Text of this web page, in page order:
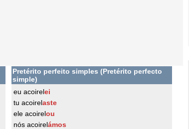
Pretérito perfeito simples (Pretérito perfecto
simple)
eu acoirelei
tu acoirelaste
ele acoirelou
nós acoirelámos